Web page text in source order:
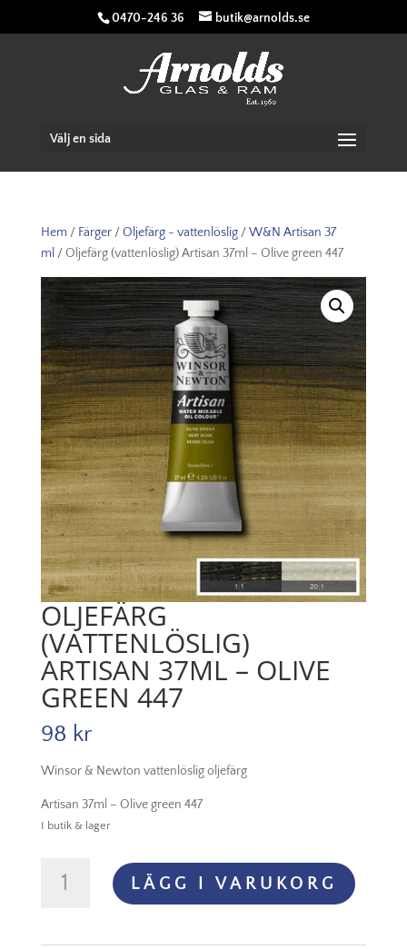
0470-246 36 butik@arnolds.se
Välj en sida
Hem / Färger/Oljefärg - vattenlöslig/W&N Artisan 37
ml / Oljefärg (vattenlöslig) Artisan 37ml – Olive green 447
OLJEFÄRG
(VATTENLÖSLIG)
ARTISAN 37ML – OLIVE
GREEN 447
98 kr
Winsor & Newton vattenlöslig oljefärg
Artisan 37ml – Olive green 447
I butik & lager
(vattenlöslig)
LÄGG I VARUKORG